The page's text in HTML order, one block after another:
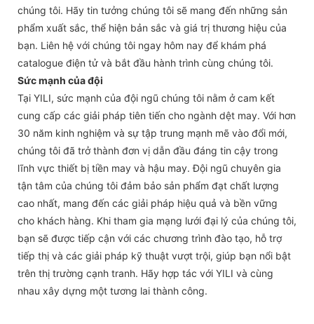
chúng tôi. Hãy tin tưởng chúng tôi sẽ mang đến những sản
phẩm xuất sắc, thể hiện bản sắc và giá trị thương hiệu của
bạn. Liên hệ với chúng tôi ngay hôm nay để khám phá
catalogue điện tử và bắt đầu hành trình cùng chúng tôi.
Sức mạnh của đội
Tại YILI, sức mạnh của đội ngũ chúng tôi nằm ở cam kết
cung cấp các giải pháp tiên tiến cho ngành dệt may. Với hơn
30 năm kinh nghiệm và sự tập trung mạnh mẽ vào đổi mới,
chúng tôi đã trở thành đơn vị dẫn đầu đáng tin cậy trong
lĩnh vực thiết bị tiền may và hậu may. Đội ngũ chuyên gia
tận tâm của chúng tôi đảm bảo sản phẩm đạt chất lượng
cao nhất, mang đến các giải pháp hiệu quả và bền vững
cho khách hàng. Khi tham gia mạng lưới đại lý của chúng tôi,
bạn sẽ được tiếp cận với các chương trình đào tạo, hỗ trợ
tiếp thị và các giải pháp kỹ thuật vượt trội, giúp bạn nổi bật
trên thị trường cạnh tranh. Hãy hợp tác với YILI và cùng
nhau xây dựng một tương lai thành công.